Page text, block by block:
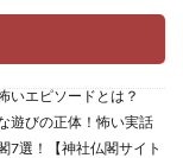
いエピソードとは？
遊びの正体！怖い実話
7選！【神社仏閣サイト